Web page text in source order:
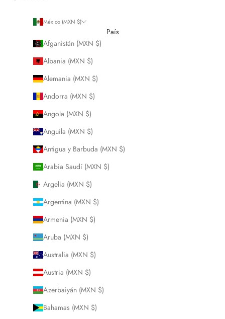
México (MXN $)
País
Afganistán (MXN $)
Albania (MXN $)
Alemania (MXN $)
Andorra (MXN $)
Angola (MXN $)
Anguila (MXN $)
Antigua y Barbuda (MXN $)
Arabia Saudí (MXN $)
Argelia (MXN $)
Argentina (MXN $)
Armenia (MXN $)
Aruba (MXN $)
Australia (MXN $)
Austria (MXN $)
Azerbaiyán (MXN $)
Bahamas (MXN $)